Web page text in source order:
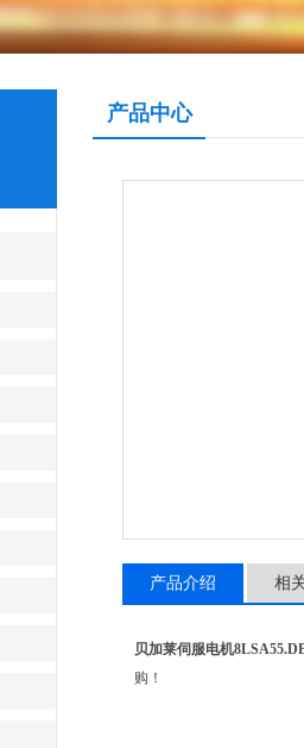
产品中心
产品介绍 相
贝加莱伺服电机
购！